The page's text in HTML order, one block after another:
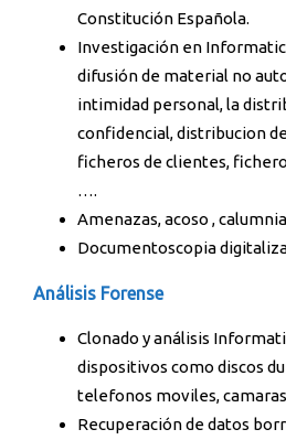
Constitución Española.
Investigación en
difusión de material no
intimidad personal, la
confidencial, distribucion
ficheros de clientes,
….
Amenazas, acoso ,
Documentoscopia
Análisis Forense
Clonado y análisis
dispositivos como discos
telefonos moviles,
Recuperación de datos